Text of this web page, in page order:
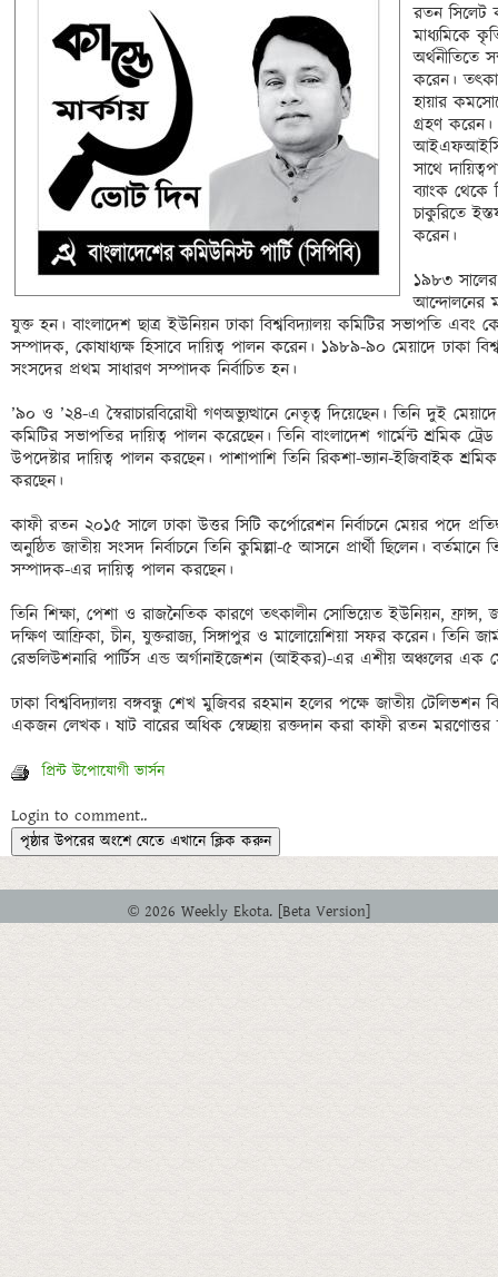
রতন সিলেট
মাধ্যমিকে
অর্থনীতিতে
করেন।
হায়ার
গ্রহণ করেন।
আইএফআইসি
সাথে
ব্যাংক থেকে
চাকুরিতে
করেন।
১৯৮৩ সালের
আন্দোলনের
যুক্ত হন। বাংলাদেশ ছাত্র ইউনিয়ন ঢাকা বিশ্ববিদ্যালয় কমিটির সভাপতি এবং
সম্পাদক, কোষাধ্যক্ষ হিসাবে দায়িত্ব পালন করেন। ১৯৮৯-৯০ মেয়াদে ঢাকা
সংসদের প্রথম সাধারণ সম্পাদক নির্বাচিত হন।
’৯০ ও ’২৪-এ স্বৈরাচারবিরোধী গণঅভ্যুত্থানে নেতৃত্ব দিয়েছেন। তিনি দুই
কমিটির সভাপতির দায়িত্ব পালন করেছেন। তিনি বাংলাদেশ গার্মেন্ট শ্রমিক
উপদেষ্টার দায়িত্ব পালন করছেন। পাশাপাশি তিনি রিকশা-ভ্যান-ইজিবাইক
করছেন।
কাফী রতন ২০১৫ সালে ঢাকা উত্তর সিটি কর্পোরেশন নির্বাচনে মেয়র পদে
অনুষ্ঠিত জাতীয় সংসদ নির্বাচনে তিনি কুমিল্লা-৫ আসনে প্রার্থী ছিলেন। বর্তমানে
সম্পাদক-এর দায়িত্ব পালন করছেন।
তিনি শিক্ষা, পেশা ও রাজনৈতিক কারণে তৎকালীন সোভিয়েত ইউনিয়ন, ফ্রান্স,
দক্ষিণ আফ্রিকা, চীন, যুক্তরাজ্য, সিঙ্গাপুর ও মালোয়েশিয়া সফর করেন। তিনি
রেভলিউশনারি পার্টিস এন্ড অর্গানাইজেশন (আইকর)-এর এশীয় অঞ্চলের এক
ঢাকা বিশ্ববিদ্যালয় বঙ্গবন্ধু শেখ মুজিবর রহমান হলের পক্ষে জাতীয় টেলিভশন
একজন লেখক। ষাট বারের অধিক স্বেচ্ছায় রক্তদান করা কাফী রতন মরণোত্তর
প্রিন্ট উপোযোগী ভার্সন
Login to comment..
পৃষ্ঠার উপরের অংশে যেতে এখানে ক্লিক করুন
© 2026 Weekly Ekota. [Beta Version]